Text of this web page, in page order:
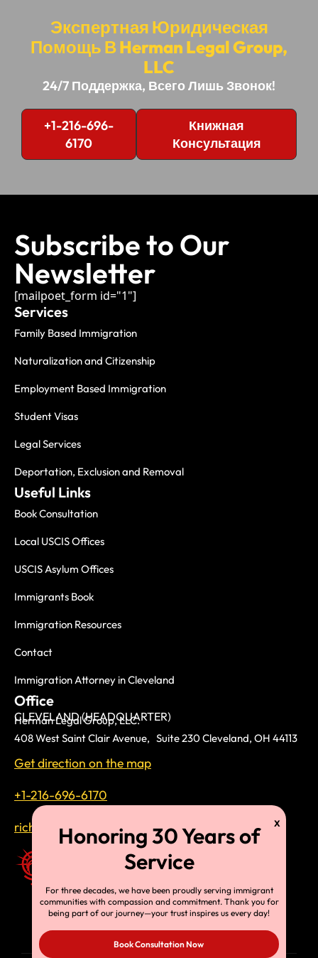
Экспертная Юридическая
Помощь В Herman Legal Group,
LLC
24/7 Поддержка, Всего Лишь Звонок!
+1-216-696-
6170
Книжная
Консультация
Subscribe to Our
Newsletter
[mailpoet_form id="1"]
Services
Family Based Immigration
Naturalization and Citizenship
Employment Based Immigration
Student Visas
Legal Services
Deportation, Exclusion and Removal
Useful Links
Book Consultation
Local USCIS Offices
USCIS Asylum Offices
Immigrants Book
Immigration Resources
Contact
Immigration Attorney in Cleveland
Office
CLEVELAND (HEADQUARTER)
Herman Legal Group, LLC.
408 West Saint Clair Avenue, Suite 230 Cleveland, OH 44113
Get direction on the map
+1-216-696-6170
richardtmherman@gmail.com
For three decades, we have been proudly serving immigrant
communities with compassion and commitment. Thank you for
being part of our journey—your trust inspires us every day!
Book Consultation Now